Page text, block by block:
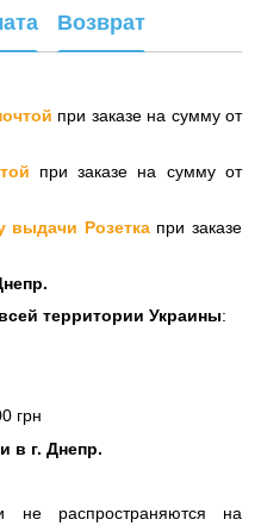
Возврат
при заказе на сумму от
при заказе на сумму от
выдачи Розетка при заказе
территории Украины:
грн
в г. Днепр.
не распространяются на